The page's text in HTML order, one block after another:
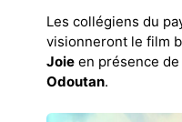
Les collégiens du
visionneront le film
Joie en présence
Odoutan.